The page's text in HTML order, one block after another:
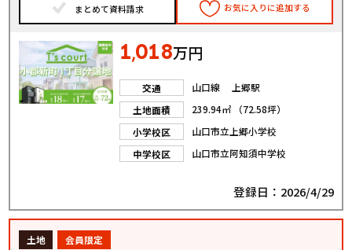
まとめて資料請求 お気に入りに追加する
1,018万円
交通
山口線 上郷駅
土地面積
239.94㎡ （72.58坪）
小学校区
山口市立上郷小学校
中学校区
山口市立阿知須中学校
登録日：2026/4/29
土地 会員限定